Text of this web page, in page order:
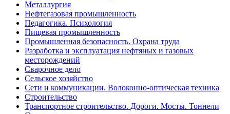
Металлургия
Нефтегазовая промышленность
Педагогика. Психология
Пищевая промышленность
Промышленная безопасность. Охрана труда
Разработка и эксплуатация нефтяных и газовых
месторождений
Сварочное дело
Сельское хозяйство
Сети и коммуникации. Волоконно-оптическая техника
Строительство
Транспортное строительство. Дороги. Мосты. Тоннели